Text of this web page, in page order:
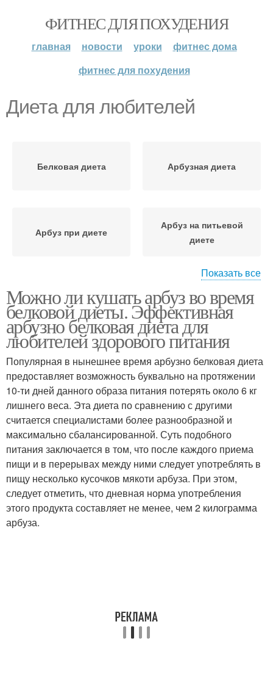
ФИТНЕС ДЛЯ ПОХУДЕНИЯ
главная новости уроки
фитнес дома
фитнес для похудения
Диета для любителей
Белковая диета Арбузная диета
Арбуз при диете
Арбуз на питьевой
диете
диете
Арбуз на белковой
диете
Арбуз при белковой
диете
Арбуз на диете
Арбуз при диет Дыня при диете
Диета на основе Дынная диета
Показать все
Можно ли кушать арбуз во время
белковой диеты. Эффективная
арбузно белковая диета для
любителей здорового питания
Популярная в нынешнее время арбузно белковая диета
предоставляет возможность буквально на протяжении
10-ти дней данного образа питания потерять около 6 кг
лишнего веса. Эта диета по сравнению с другими
считается специалистами более разнообразной и
максимально сбалансированной. Суть подобного
питания заключается в том, что после каждого приема
пищи и в перерывах между ними следует употреблять в
пищу несколько кусочков мякоти арбуза. При этом,
следует отметить, что дневная норма употребления
этого продукта составляет не менее, чем 2 килограмма
арбуза.